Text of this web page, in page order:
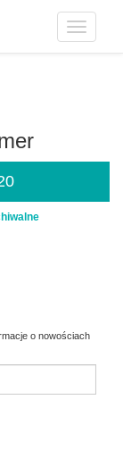
Toggle
o nowościach